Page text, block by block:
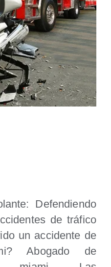
Defendiendo
de tráfico
un accidente de
Abogado de